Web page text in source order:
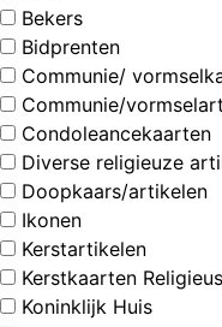
Bekers
Bidprenten
Communie/
Communie/
Condoleancekaarten
Diverse religieuze
Doopkaars/artikelen
Ikonen
Kerstartikelen
Kerstkaarten Religieus
Koninklijk Huis